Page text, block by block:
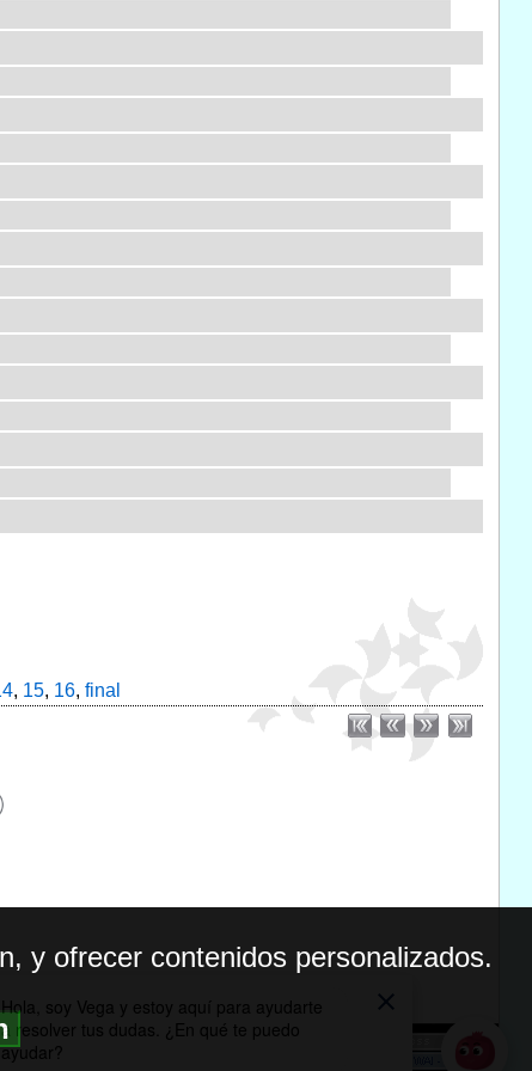
, 15, 16, final
DE PRIVACIDAD
y ofrecer contenidos personalizados.